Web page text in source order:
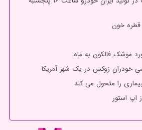
قطره خون
موشک فالکون به ماه
خودران زوکس در یک شهر آمریکا
را متحول می کند
اپ استور